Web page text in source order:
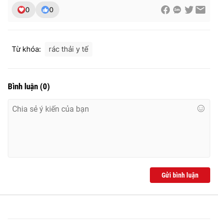
® Cấm sao chép dưới mọi hình thức nếu không có sự chấp
0 0
Từ khóa: rác thải y tế
Bình luận (0)
Gửi bình luận